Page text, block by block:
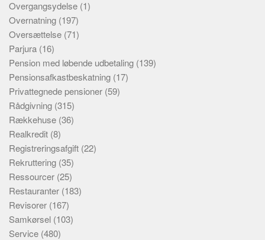
Overgangsydelse (1)
Overnatning (197)
Oversættelse (71)
Parjura (16)
Pension med løbende udbetaling (139)
Pensionsafkastbeskatning (17)
Privattegnede pensioner (59)
Rådgivning (315)
Rækkehuse (36)
Realkredit (8)
Registreringsafgift (22)
Rekruttering (35)
Ressourcer (25)
Restauranter (183)
Revisorer (167)
Samkørsel (103)
Service (480)